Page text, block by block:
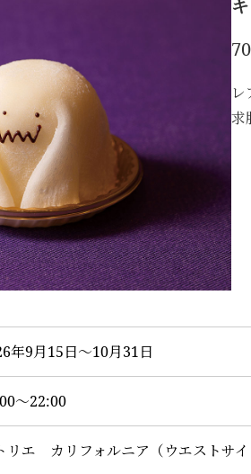
レ
求
年9月15日～10月31日
～22:00
リエ カリフォルニア（ウエストサイ